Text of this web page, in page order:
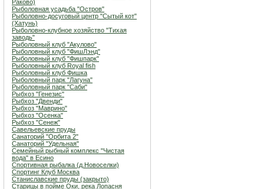
Раково)
Рыболовная усадьба "Остров"
Рыболовно-досуговый центр "Сытый кот"
(Хатунь)
Рыболовно-клубное хозяйство "Тихая
заводь"
Рыболовный клуб "Акулово"
Рыболовный клуб "ФишЛэнд"
Рыболовный клуб "Фишпарк"
Рыболовный клуб Royal fish
Рыболовный клуб Фишка
Рыболовный парк "Лагуна"
Рыболовный парк "Саби"
Рыбхоз "Генезис"
Рыбхоз "Двенди"
Рыбхоз "Маврино"
Рыбхоз "Осенка"
Рыбхоз "Сенеж"
Савельевские пруды
Санаторий "Орбита 2"
Санаторий "Удельная"
Семейный рыбный комплекс "Чистая
вода" в Есино
Спортивная рыбалка (д.Новоселки)
Спортинг Клуб Москва
Станиславские пруды (закрыто)
Старицы в пойме Оки, река Лопасня